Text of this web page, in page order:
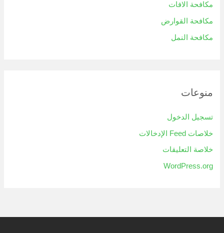
مكافحة الافات
مكافحة القوارض
مكافحة النمل
منوعات
تسجيل الدخول
خلاصات Feed الإدخالات
خلاصة التعليقات
WordPress.org